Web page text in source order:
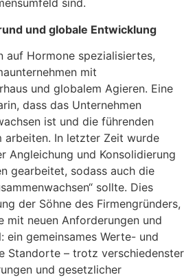
sind.
und globale Entwicklung
auf Hormone spezialisiertes,
mit
und globalem Agieren. Eine
dass das Unternehmen
ist und die führenden
arbeiten. In letzter Zeit wurde
Angleichung und Konsolidierung
gearbeitet, sodass auch die
sollte. Dies
der Söhne des Firmengründers,
mit neuen Anforderungen und
ein gemeinsames Werte- und
Standorte – trotz verschiedenster
und gesetzlicher